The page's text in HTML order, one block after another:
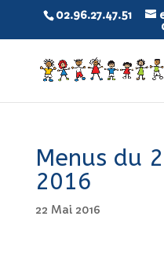
02.96.27.47.51
Menus du
2016
22 Mai 2016